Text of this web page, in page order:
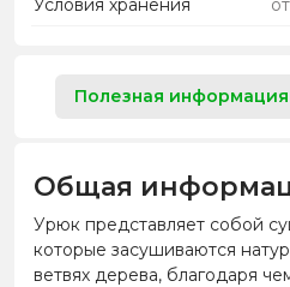
Условия хранения
Полезная информация
Общая
Урюк представляет собой
которые засушиваются
ветвях дерева, благодаря